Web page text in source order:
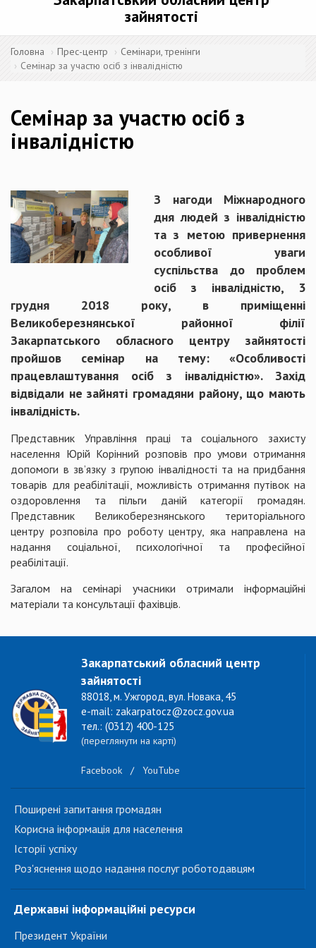
зайнятості
Головна Прес-центр
Семінари, тренінги
Семінар за участю осіб з інвалідністю
Семінар за участю осіб з
інвалідністю
З нагоди Міжнародного
дня людей з інвалідністю
та з метою привернення
особливої уваги
суспільства до проблем
осіб з інвалідністю, 3
грудня 2018 року, в приміщенні
Великоберезнянської районної філії
Закарпатського обласного центру зайнятості
пройшов семінар на тему: «Особливості
працевлаштування осіб з інвалідністю». Захід
відвідали не зайняті громадяни району, що мають
інвалідність.
Представник Управління праці та соціального захисту
населення Юрій Корінний розповів про умови отримання
допомоги в зв’язку з групою інвалідності та на придбання
товарів для реабілітації, можливість отримання путівок на
оздоровлення та пільги даній категорії громадян.
Представник Великоберезнянського територіального
центру розповіла про роботу центру, яка направлена на
надання соціальної, психологічної та професійної
реабілітації.
Загалом на семінарі учасники отримали інформаційні
матеріали та консультації фахівців.
Закарпатський обласний центр
зайнятості
88018, м. Ужгород, вул. Новака, 45
e-mail: zakarpatocz@zocz.gov.ua
тел.: (0312) 400-125
(переглянути на карті)
Facebook / YouTube
Поширені запитання громадян
Корисна інформація для населення
Історії успіху
Роз'яснення щодо надання послуг роботодавцям
Державні інформаційні ресурси
Президент України